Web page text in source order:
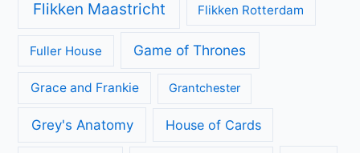
Flikken Maastricht Flikken Rotterdam
Fuller House Game of Thrones
Grace and Frankie Grantchester
Grey's Anatomy House of Cards